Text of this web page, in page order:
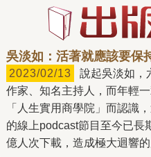
吳淡如：活著就應該要保
2023/02/13
作家、知名主持人，而年輕
「人生實用商學院」而認識
的線上podcast節目至今已長
億人次下載，造成極大迴響